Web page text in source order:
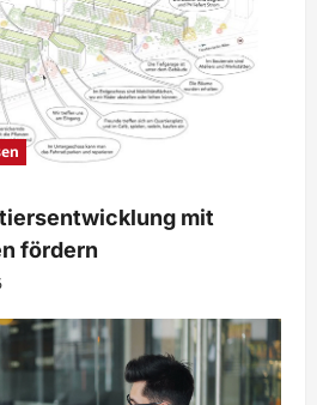
mit
fördern